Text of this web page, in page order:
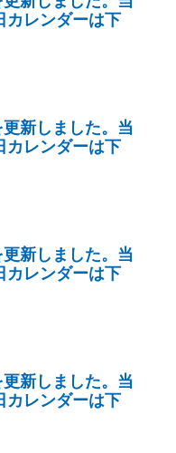
カレンダーは下
新しました。当
カレンダーは下
新しました。当
カレンダーは下
新しました。当
カレンダーは下